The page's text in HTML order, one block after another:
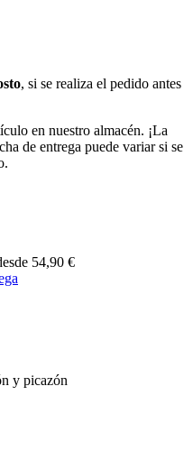
, si se realiza el pedido antes
en nuestro almacén. ¡La
de entrega puede variar si se
54,90 €
y picazón